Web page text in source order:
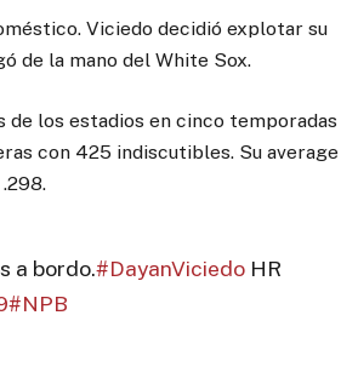
Viciedo decidió explotar su
de la mano del White Sox.
de los estadios en cinco temporadas
con 425 indiscutibles. Su average
a bordo.#DayanViciedoHR
#NPB